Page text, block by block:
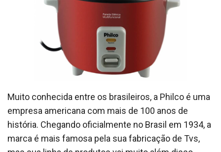
Muito conhecida entre os brasileiros, a Philco é uma
empresa americana com mais de 100 anos de
história. Chegando oficialmente no Brasil em 1934, a
marca é mais famosa pela sua fabricação de Tvs,